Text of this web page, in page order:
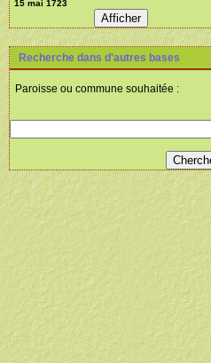
Recherche dans d'autres bases
Paroisse ou commune souhaitée :